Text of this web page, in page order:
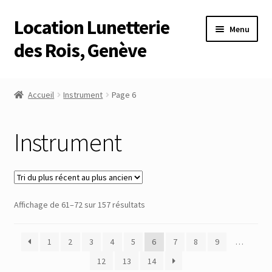
Aller
à
la
Aller
au
contenu
Location Lunetterie
des Rois, Genève
Menu
Commande
Compte
Compte
Connexion
Accueil Instrument Page 6
Instrument
Affichage de 61–72 sur 157 résultatsTrié
plus
récent
au
1 2 3 4 5 6 7 8 9
…
12
13 14